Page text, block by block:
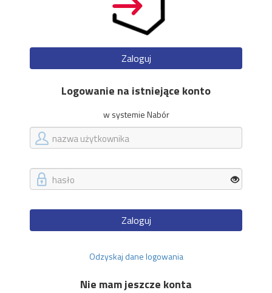
Zaloguj
Logowanie na istniejące konto
w systemie Nabór
Zaloguj
Odzyskaj dane logowania
Nie mam jeszcze konta